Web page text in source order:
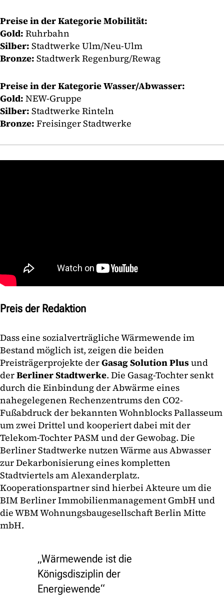
Preise in der Kategorie Mobilität:
Gold: Ruhrbahn​​​​​​​
Silber: Stadtwerke Ulm/Neu-Ulm​​​​​​​
Bronze: Stadtwerk Regenburg/Rewag
Preise in der Kategorie Wasser/Abwasser:
Gold: NEW-Gruppe
Silber: Stadtwerke Rinteln​​​​​​​
Bronze: Freisinger Stadtwerke
Preis der Redaktion
Dass eine sozialverträgliche Wärmewende im
Bestand möglich ist, zeigen die beiden
Preisträgerprojekte derGasag Solution Plusund
derBerliner Stadtwerke. Die Gasag-Tochter senkt
durch die Einbindung der Abwärme eines
nahegelegenen Rechenzentrums den CO2-
Fußabdruck der bekannten Wohnblocks Pallasseum
um zwei Drittel und kooperiert dabei mit der
Telekom-Tochter PASM und der Gewobag. Die
Berliner Stadtwerke nutzen Wärme aus Abwasser
zur Dekarbonisierung eines kompletten
Stadtviertels am Alexanderplatz.
Kooperationspartner sind hierbei Akteure um die
BIM Berliner Immobilienmanagement GmbH und
die WBM Wohnungsbaugesellschaft Berlin Mitte
mbH.
„Wärmewende ist die
Königsdisziplin der
Energiewende“